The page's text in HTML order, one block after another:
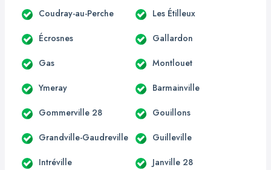
Coudray-au-Perche Les Étilleux
Écrosnes Gallardon
Gas Montlouet
Ymeray Barmainville
Gommerville 28 Gouillons
Grandville-Gaudreville Guilleville
Intréville Janville 28